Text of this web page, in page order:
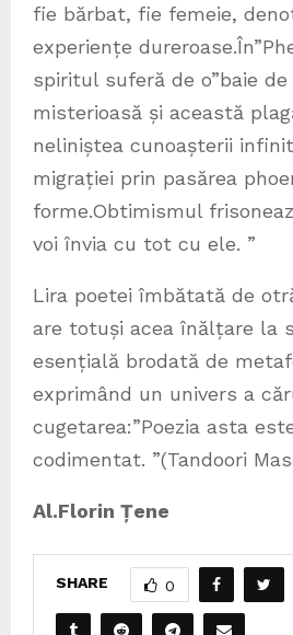
fie bărbat, fie femeie,
experiențe
spiritul suferă de o”baie de
misterioasă și această
neliniștea cunoașterii
migrației prin pasărea
forme.Obtimismul
voi învia cu tot cu ele. ”
Lira poetei îmbătată de
are totuși acea înălțare la
esențială brodată de
exprimând un univers a
cugetarea:”Poezia asta
codimentat. ”(Tandoori
Al.Florin Țene
SHARE 0